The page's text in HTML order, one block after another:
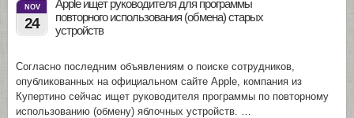
NOV
24
Apple ищет руководителя для программы
повторного использования (обмена) старых
устройств
Согласно последним объявлениям о поиске сотрудников,
опубликованных на официальном сайте Apple, компания из
Купертино сейчас ищет руководителя программы по повторному
использованию (обмену) яблочных устройств. …